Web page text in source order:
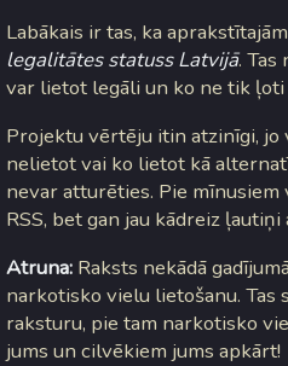
Labākais ir tas, ka
legalitātes statuss Latvijā. Tas
var lietot legāli un ko ne tik ļoti
Projektu vērtēju itin atzinīgi, jo
nelietot vai ko lietot kā
nevar atturēties. Pie
RSS, bet gan jau kādreiz ļautiņi
Atruna: Raksts nekādā
narkotisko vielu lietošanu.
raksturu, pie tam narkotisko
jums un cilvēkiem jums apkārt!